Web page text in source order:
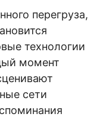
перегруза,
технологии
момент
сети